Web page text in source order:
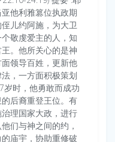
他利雅篡位执政期
儿约阿施，为大卫
敬虔爱主的人，知
。他所关心的是神
领导百姓，更新他
，一方面积极策划
岁时，他勇敢而成功
后裔重登王位。有
理国家大政，进行
们与神之间的约，
庙宇，协助重修破